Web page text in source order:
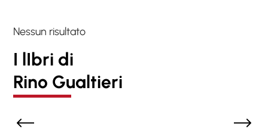
Nessun risultato
I lIbri di
Rino Gualtieri